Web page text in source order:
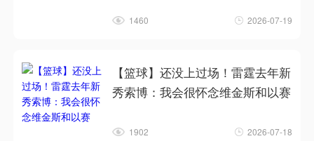
1460 2026-07-19
【篮球】还没上过场！雷霆去年新
秀索博：我会很怀念维金斯和以赛
1902 2026-07-18